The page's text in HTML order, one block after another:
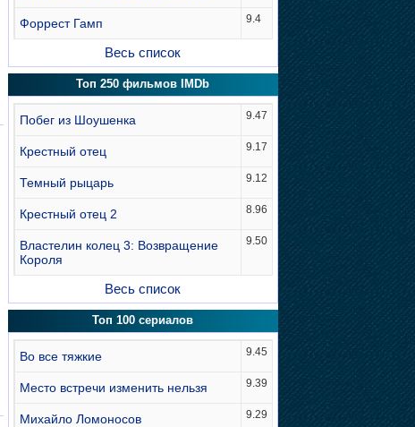
Форрест Гамп 9.4
Весь список
Топ 250 фильмов IMDb
Побег из Шоушенка 9.47
Крестный отец 9.17
Темный рыцарь 9.12
Крестный отец 2 8.96
Властелин колец 3: Возвращение
Короля
9.50
Весь список
Топ 100 сериалов
Во все тяжкие 9.45
Место встречи изменить нельзя 9.39
Михайло Ломоносов 9.29